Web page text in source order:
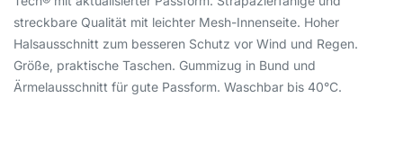
streckbare Qualität mit leichter Mesh-Innenseite. Hoher
Halsausschnitt zum besseren Schutz vor Wind und Regen.
Größe, praktische Taschen. Gummizug in Bund und
Ärmelausschnitt für gute Passform. Waschbar bis 40°C.